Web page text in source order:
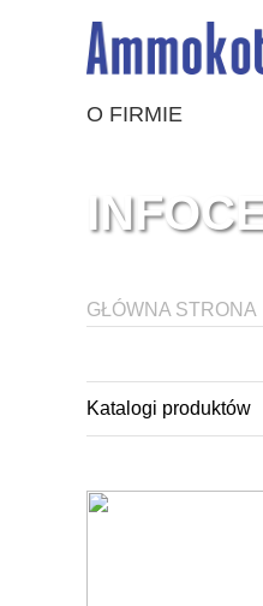
O FIRMIE
GŁÓWNA STRONA
Katalogi produktów